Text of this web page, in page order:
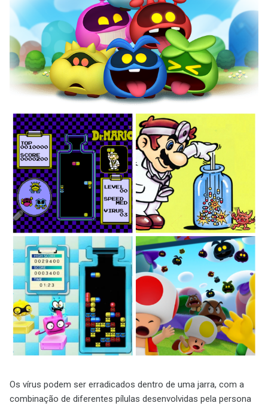
Os vírus podem ser erradicados dentro de uma jarra, com a
combinação de diferentes pílulas desenvolvidas pela persona